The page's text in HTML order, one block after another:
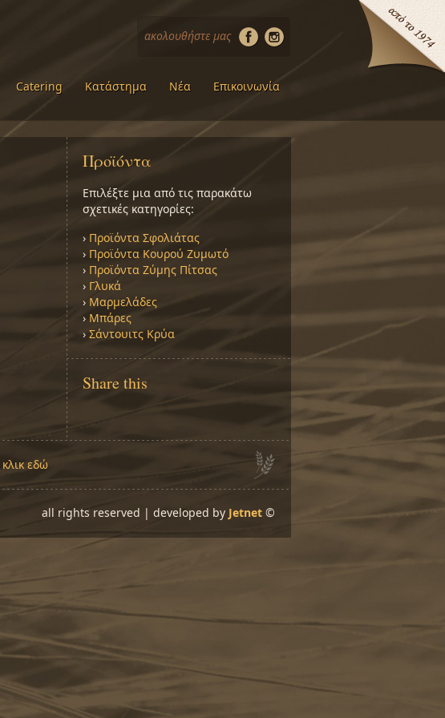
ακολουθήστε μας
Catering Κατάστημα Νέα Επικοινωνία
Προϊόντα
Επιλέξτε μια από τις παρακάτω
σχετικές κατηγορίες:
› Προϊόντα Σφολιάτας
› Προϊόντα Κουρού Ζυμωτό
› Προϊόντα Ζύμης Πίτσας
› Γλυκά
› Μαρμελάδες
› Μπάρες
› Σάντουιτς Κρύα
Share this
κλικ εδώ
all rights reserved | developed by Jetnet ©